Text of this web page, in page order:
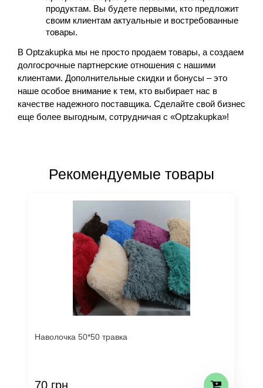
продуктам. Вы будете первыми, кто предложит
своим клиентам актуальные и востребованные
товары.
В Optzakupka мы не просто продаем товары, а создаем
долгосрочные партнерские отношения с нашими
клиентами. Дополнительные скидки и бонусы – это
наше особое внимание к тем, кто выбирает нас в
качестве надежного поставщика. Сделайте свой бизнес
еще более выгодным, сотрудничая с «Optzakupka»!
Рекомендуемые товары
Наволочка 50*50 травка
70 грн